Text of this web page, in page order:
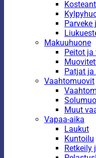
Makuuhuone
Peitot ja
Patjat ja
Vaahtomuovit
Muut
Vapaa-aika
Laukut
Kuntoilu
Retkeily